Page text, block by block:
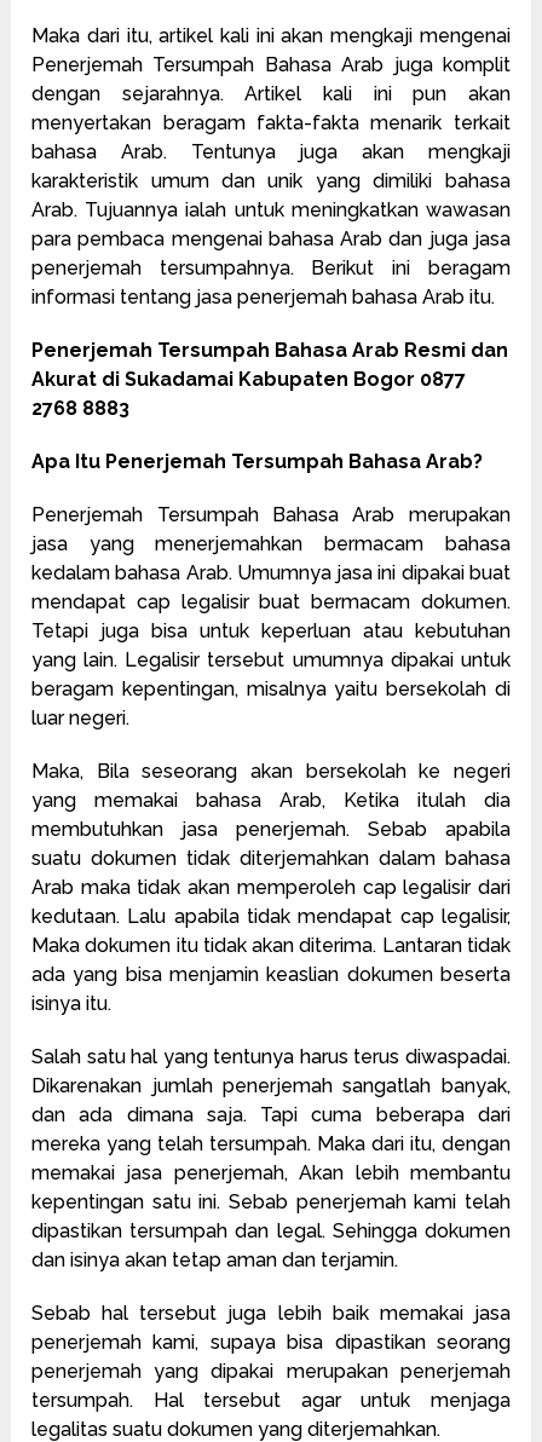
Maka dari itu, artikel kali ini akan mengkaji mengenai
Penerjemah Tersumpah Bahasa Arab juga komplit
dengan sejarahnya. Artikel kali ini pun akan
menyertakan beragam fakta-fakta menarik terkait
bahasa Arab. Tentunya juga akan mengkaji
karakteristik umum dan unik yang dimiliki bahasa
Arab. Tujuannya ialah untuk meningkatkan wawasan
para pembaca mengenai bahasa Arab dan juga jasa
penerjemah tersumpahnya. Berikut ini beragam
informasi tentang jasa penerjemah bahasa Arab itu.
Penerjemah Tersumpah Bahasa Arab Resmi dan
Akurat di Sukadamai Kabupaten Bogor 0877
2768 8883
Apa Itu Penerjemah Tersumpah Bahasa Arab?
Penerjemah Tersumpah Bahasa Arab merupakan
jasa yang menerjemahkan bermacam bahasa
kedalam bahasa Arab. Umumnya jasa ini dipakai buat
mendapat cap legalisir buat bermacam dokumen.
Tetapi juga bisa untuk keperluan atau kebutuhan
yang lain. Legalisir tersebut umumnya dipakai untuk
beragam kepentingan, misalnya yaitu bersekolah di
luar negeri.
Maka, Bila seseorang akan bersekolah ke negeri
yang memakai bahasa Arab, Ketika itulah dia
membutuhkan jasa penerjemah. Sebab apabila
suatu dokumen tidak diterjemahkan dalam bahasa
Arab maka tidak akan memperoleh cap legalisir dari
kedutaan. Lalu apabila tidak mendapat cap legalisir,
Maka dokumen itu tidak akan diterima. Lantaran tidak
ada yang bisa menjamin keaslian dokumen beserta
isinya itu.
Salah satu hal yang tentunya harus terus diwaspadai.
Dikarenakan jumlah penerjemah sangatlah banyak,
dan ada dimana saja. Tapi cuma beberapa dari
mereka yang telah tersumpah. Maka dari itu, dengan
memakai jasa penerjemah, Akan lebih membantu
kepentingan satu ini. Sebab penerjemah kami telah
dipastikan tersumpah dan legal. Sehingga dokumen
dan isinya akan tetap aman dan terjamin.
Sebab hal tersebut juga lebih baik memakai jasa
penerjemah kami, supaya bisa dipastikan seorang
penerjemah yang dipakai merupakan penerjemah
tersumpah. Hal tersebut agar untuk menjaga
legalitas suatu dokumen yang diterjemahkan.